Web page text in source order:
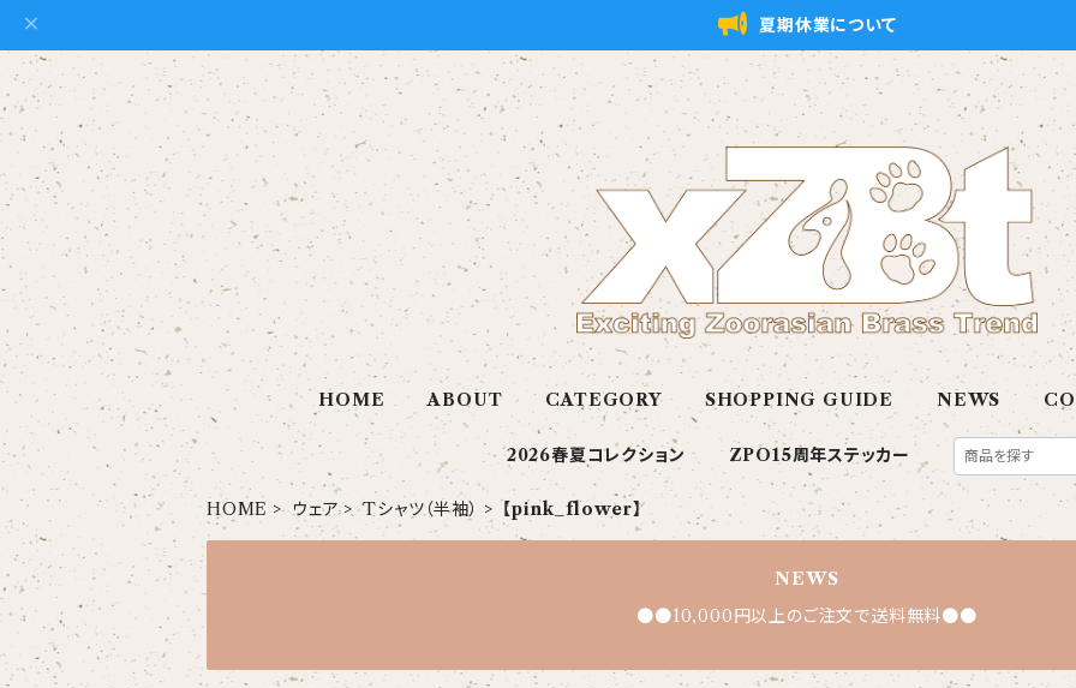
夏期休業について
HOME ABOUT CATEGORY SHOPPING GUIDE NEWS
2026春夏コレクション ZPO15周年ステッカー
HOME ウェア Tシャツ（半袖） 【pink_flower】
NEWS
●●10,000円以上のご注文で送料無料●●